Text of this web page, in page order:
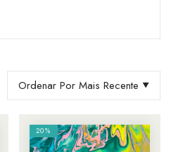
Ordenar Por Mais Recente
20%